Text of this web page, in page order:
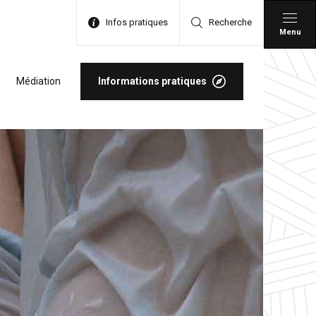
Infos pratiques Recherche
Médiation Informations pratiques
Menu